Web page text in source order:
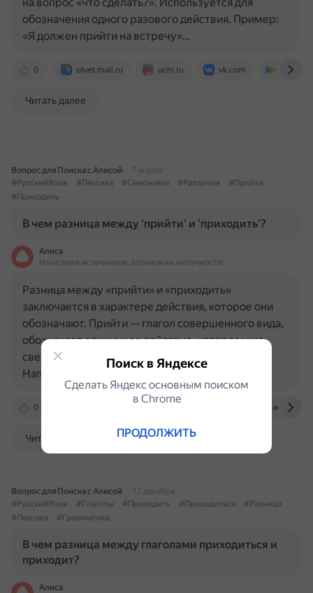
0 otvet.mail.ru uchi.ru vk.com
обозначения одного разового действия. Пример:
«Я должен прийти на встречу»…
Читать далее
Вопрос для Поиска с Алисой
7 марта
#РусскийЯзык
#Лексика #Синонимы #Различия
#Прийти
#Приходить
В чем разница между 'прийти' и 'приходить'?
Алиса
На основе источников, возможны неточности
0 dic.academic.ru
Разница между «прийти» и «приходить»
заключается в характере действия, которое они
обозначают. Прийти — глагол совершенного вида,
обозначает единичное действие, которое уже
свершилось, закончилось и имеет результат.
Например: «Я пришёл домой», «Я…
Читать далее
Вопрос для Поиска с Алисой
12 декабря
#РусскийЯзык
#Глаголы #Приходить #Приходиться
#Разница
#Лексика
#Грамматика
В чем разница между глаголами приходиться и
приходит?
Алиса
Поиск в Яндексе
Сделать Яндекс основным поиском
в Сhrome
ПРОДОЛЖИТЬ